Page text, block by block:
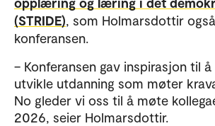
(STRIDE), som Holmarsdottir
konferansen.
– Konferansen gav inspirasjon til
utvikle utdanning som møter
No gleder vi oss til å møte
2026, seier Holmarsdottir.